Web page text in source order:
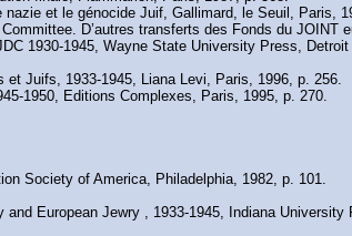
et le génocide Juif, Gallimard, le Seuil, Paris,
D’autres transferts des Fonds du JOINT
1930-1945, Wayne State University Press,
Juifs, 1933-1945, Liana Levi, Paris, 1996, p. 256.
1950, Editions Complexes, Paris, 1995, p. 270.
Society of America, Philadelphia, 1982, p. 101.
European Jewry , 1933-1945, Indiana